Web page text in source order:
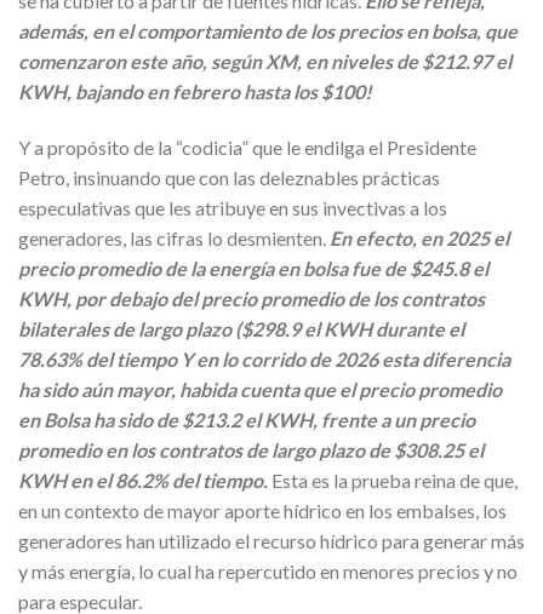
además, en el comportamiento de los precios en bolsa, que
comenzaron este año, según XM, en niveles de $212.97 el
KWH, bajando en febrero hasta los $100!
Y a propósito de la “codicia” que le endilga el Presidente
Petro, insinuando que con las deleznables prácticas
especulativas que les atribuye en sus invectivas a los
generadores, las cifras lo desmienten. En efecto, en 2025 el
precio promedio de la energía en bolsa fue de $245.8 el
KWH, por debajo del precio promedio de los contratos
bilaterales de largo plazo ($298.9 el KWH durante el
78.63% del tiempo Y en lo corrido de 2026 esta diferencia
ha sido aún mayor, habida cuenta que el precio promedio
en Bolsa ha sido de $213.2 el KWH, frente a un precio
promedio en los contratos de largo plazo de $308.25 el
KWH en el 86.2% del tiempo. Esta es la prueba reina de que,
en un contexto de mayor aporte hídrico en los embalses, los
generadores han utilizado el recurso hídrico para generar más
y más energía, lo cual ha repercutido en menores precios y no
para especular.